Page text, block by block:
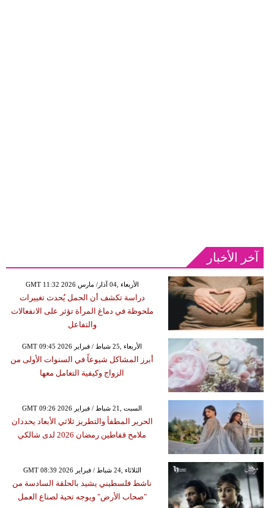
آخر الأخبار
GMT 11:32 2026 الأربعاء ,04 آذار/ مارس
دراسة تكشف أن الحمل يُحدث تغييرات
ملحوظة في دماغ المرأة تؤثر على الانفعالات
والتفاعل
GMT 09:45 2026 الأربعاء ,25 شباط / فبراير
أبرز المشاكل شيوعاً في السنوات الأولى من
الزواج وكيفية التعامل معها
GMT 09:26 2026 السبت ,21 شباط / فبراير
الحرير المطفأ والتطريز ثلاثي الأبعاد يحددان
ملامح قفاطين رمضان 2026 لدى شالكي
GMT 08:39 2026 الثلاثاء ,24 شباط / فبراير
ناشط فلسطيني يشيد بالحلقة السادسة من
"صحاب الأرض" ويوجه تحية لصناع العمل